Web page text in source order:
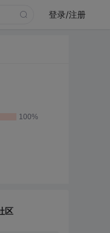
登录/注册
100%
区